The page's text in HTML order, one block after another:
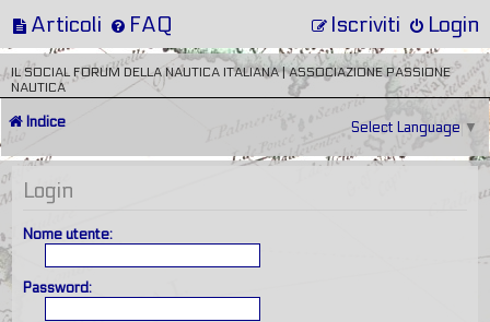
Articoli FAQ Login
Iscriviti
IL SOCIAL FORUM DELLA NAUTICA ITALIANA | ASSOCIAZIONE PASSIONE
NAUTICA
Indice Select Language ▼
Login
Nome utente:
Password: